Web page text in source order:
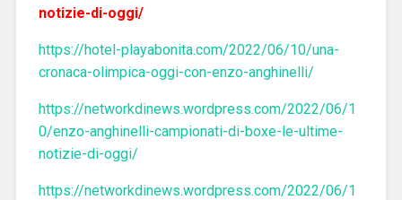
notizie-di-oggi/
https://hotel-playabonita.com/2022/06/10/una-
cronaca-olimpica-oggi-con-enzo-anghinelli/
https://networkdinews.wordpress.com/2022/06/1
0/enzo-anghinelli-campionati-di-boxe-le-ultime-
notizie-di-oggi/
https://networkdinews.wordpress.com/2022/06/1